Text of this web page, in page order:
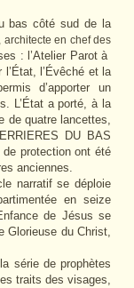
bas côté sud de la
en chef des
: l’Atelier Parot à
l’Évêché et la
d’apporter un
L’État a porté, à la
de quatre lancettes,
DU BAS
protection ont été
anciennes.
narratif se déploie
en seize
de Jésus se
Glorieuse du Christ,
série de prophètes
traits des visages,